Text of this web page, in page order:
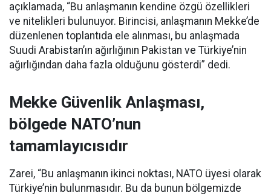
açıklamada, “Bu anlaşmanın kendine özgü özellikleri
ve nitelikleri bulunuyor. Birincisi, anlaşmanın Mekke’de
düzenlenen toplantıda ele alınması, bu anlaşmada
Suudi Arabistan’ın ağırlığının Pakistan ve Türkiye’nin
ağırlığından daha fazla olduğunu gösterdi” dedi.
Mekke Güvenlik Anlaşması,
bölgede NATO’nun
tamamlayıcısıdır
Zarei, “Bu anlaşmanın ikinci noktası, NATO üyesi olarak
Türkiye’nin bulunmasıdır. Bu da bunun bölgemizde